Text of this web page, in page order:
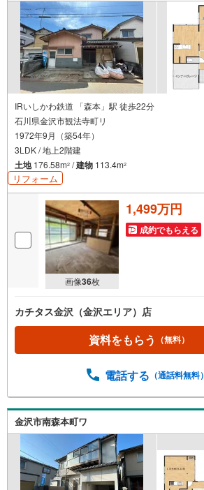
IRいしかわ鉄道 「森本」駅 徒歩22分
石川県金沢市観法寺町リ
1972年9月（築54年）
3LDK / 地上2階建
土地176.58m2 /建物 113.4m2
リフォーム
画像36枚
1,499万円
成約でもらえる
カチタス金沢（金沢エリア）店
資料をもらう （無料）
電話する （通話料無料）
金沢市南森本町ワ